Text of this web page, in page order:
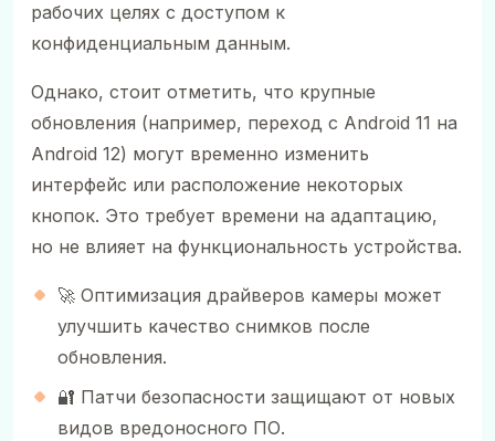
рабочих целях с доступом к
конфиденциальным данным.
Однако, стоит отметить, что крупные
обновления (например, переход с Android 11 на
Android 12) могут временно изменить
интерфейс или расположение некоторых
кнопок. Это требует времени на адаптацию,
но не влияет на функциональность устройства.
🚀 Оптимизация драйверов камеры может
улучшить качество снимков после
обновления.
🔐 Патчи безопасности защищают от новых
видов вредоносного ПО.